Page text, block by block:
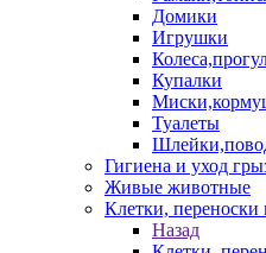
Домики
Игрушки
Купалки
Туалеты
Гигиена и уход
Живые животные
Клетки,
Назад